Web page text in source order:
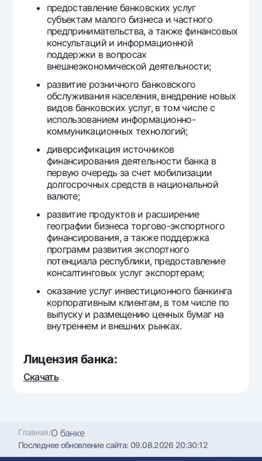
Контакт-центр
+998 78 148-00-101344
предоставление банковских услуг
субъектам малого бизнеса и частного
предпринимательства, а также финансовых
консультаций и информационной
поддержки в вопросах
внешнеэкономической деятельности;
развитие розничного банковского
обслуживания населения, внедрение новых
видов банковских услуг, в том числе с
использованием информационно-
коммуникационных технологий;
диверсификация источников
финансирования деятельности банка в
первую очередь за счет мобилизации
долгосрочных средств в национальной
валюте;
развитие продуктов и расширение
географии бизнеса торгово-экспортного
финансирования, а также поддержка
программ развития экспортного
потенциала республики, предоставление
консалтинговых услуг экспортерам;
оказание услуг инвестиционного банкинга
корпоративным клиентам, в том числе по
выпуску и размещению ценных бумаг на
внутреннем и внешних рынках.
Лицензия банка:
Скачать
Главная/О банке
Последнее обновление сайта:09.08.2026 20:30:12